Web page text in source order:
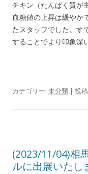
チキン（たんぱく質が
血糖値の上昇は緩やか
たスタッフでした。す
することでより印象深
カテゴリー: 未分類 | 投
(2023/11/04)相
ルに出展いたし